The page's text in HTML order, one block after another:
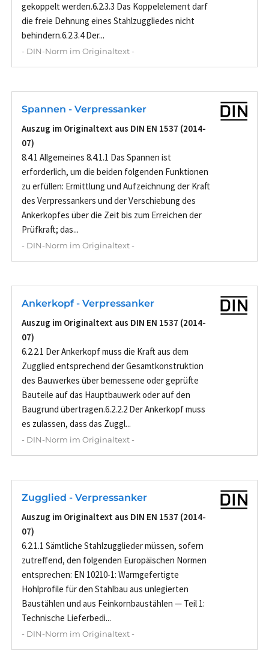
gekoppelt werden.6.2.3.3 Das Koppelelement darf
die freie Dehnung eines Stahlzuggliedes nicht
behindern.6.2.3.4 Der...
- DIN-Norm im Originaltext -
Spannen - Verpressanker
Auszug im Originaltext aus DIN EN 1537 (2014-
07)
8.4.1 Allgemeines 8.4.1.1 Das Spannen ist
erforderlich, um die beiden folgenden Funktionen
zu erfüllen: Ermittlung und Aufzeichnung der Kraft
des Verpressankers und der Verschiebung des
Ankerkopfes über die Zeit bis zum Erreichen der
Prüfkraft; das...
- DIN-Norm im Originaltext -
Ankerkopf - Verpressanker
Auszug im Originaltext aus DIN EN 1537 (2014-
07)
6.2.2.1 Der Ankerkopf muss die Kraft aus dem
Zugglied entsprechend der Gesamtkonstruktion
des Bauwerkes über bemessene oder geprüfte
Bauteile auf das Hauptbauwerk oder auf den
Baugrund übertragen.6.2.2.2 Der Ankerkopf muss
es zulassen, dass das Zuggl...
- DIN-Norm im Originaltext -
Zugglied - Verpressanker
Auszug im Originaltext aus DIN EN 1537 (2014-
07)
6.2.1.1 Sämtliche Stahlzugglieder müssen, sofern
zutreffend, den folgenden Europäischen Normen
entsprechen: EN 10210-1: Warmgefertigte
Hohlprofile für den Stahlbau aus unlegierten
Baustählen und aus Feinkornbaustählen — Teil 1:
Technische Lieferbedi...
- DIN-Norm im Originaltext -